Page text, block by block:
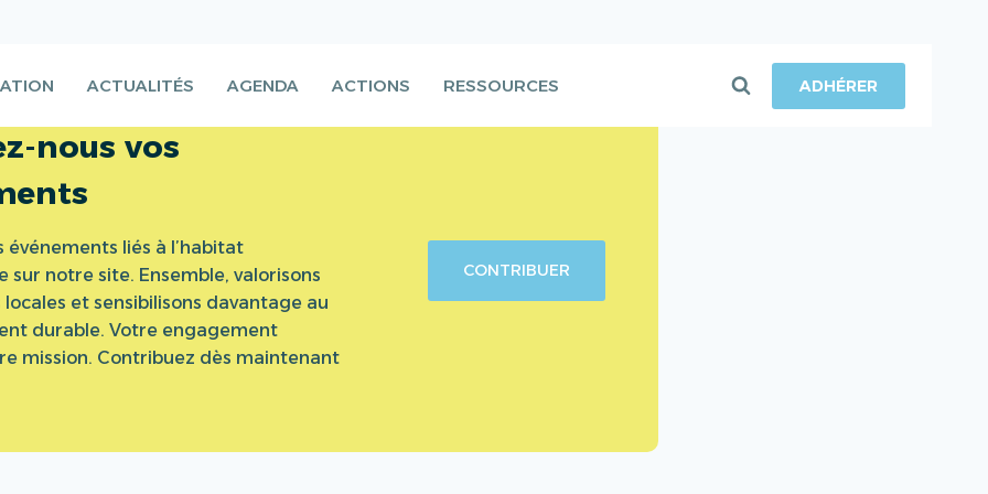
ACTUALITÉS AGENDA ACTIONS RESSOURCES ADHÉRER
nous vos
événements liés à l’habitat
sur notre site. Ensemble, valorisons
et sensibilisons davantage au
durable. Votre engagement
mission. Contribuez dès maintenant
CONTRIBUER